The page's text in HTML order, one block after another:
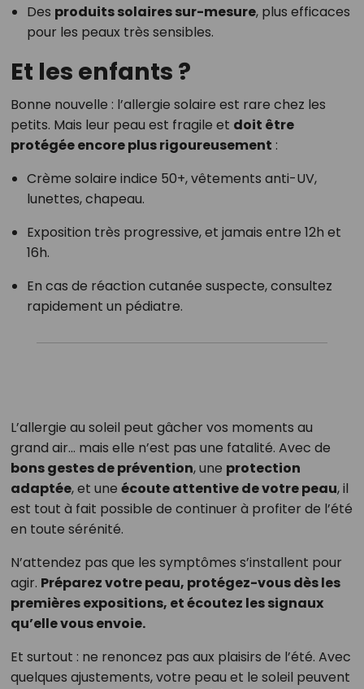
Des produits solaires sur-mesure, plus efficaces
pour les peaux très sensibles.
Et les enfants ?
Bonne nouvelle : l’allergie solaire est rare chez les
petits. Mais leur peau est fragile et doit être
protégée encore plus rigoureusement :
Crème solaire indice 50+, vêtements anti-UV,
lunettes, chapeau.
Exposition très progressive, et jamais entre 12h et
16h.
En cas de réaction cutanée suspecte, consultez
rapidement un pédiatre.
L’allergie au soleil peut gâcher vos moments au
grand air… mais elle n’est pas une fatalité. Avec de
bons gestes de prévention, une protection
adaptée, et une écoute attentive de votre peau, il
est tout à fait possible de continuer à profiter de l’été
en toute sérénité.
N’attendez pas que les symptômes s’installent pour
agir. Préparez votre peau, protégez-vous dès les
premières expositions, et écoutez les signaux
qu’elle vous envoie.
Et surtout : ne renoncez pas aux plaisirs de l’été. Avec
quelques ajustements, votre peau et le soleil peuvent